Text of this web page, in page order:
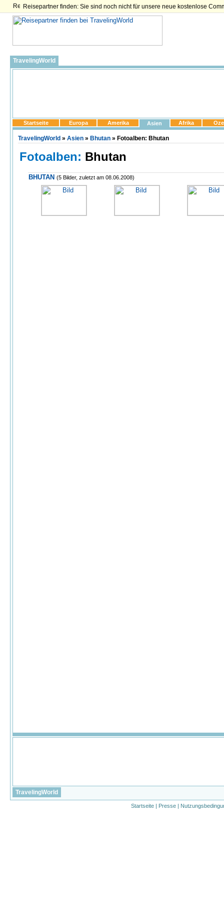
Reisepartner finden: Sie sind noch nicht für unsere neue kostenlose
TravelingWorld
Startseite Europa Amerika Asien Afrika
TravelingWorld » Asien » Bhutan » Fotoalben: Bhutan
Fotoalben: Bhutan
BHUTAN (5 Bilder, zuletzt am 08.06.2008)
TravelingWorld
Startseite | Presse |